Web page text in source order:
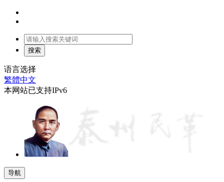
语言选择
繁體中文
本网站已支持IPv6
导航